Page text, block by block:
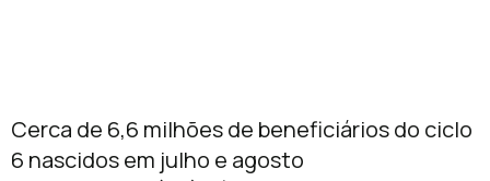
Cerca de 6,6 milhões de beneficiários do ciclo
6 nascidos em julho e agosto